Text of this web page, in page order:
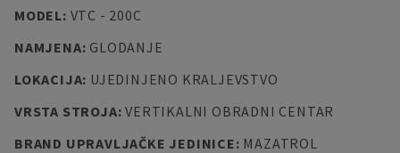
MODEL: VTC - 200C
NAMJENA: GLODANJE
LOKACIJA: UJEDINJENO KRALJEVSTVO
VRSTA STROJA:VERTIKALNI OBRADNI CENTAR
BRAND UPRAVLJAČKE JEDINICE: MAZATROL